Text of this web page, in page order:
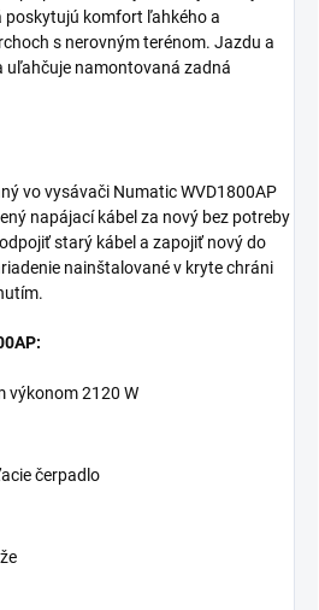
poskytujú komfort ľahkého a
s nerovným terénom. Jazdu a
uľahčuje namontovaná zadná
vo vysávači Numatic WVD1800AP
napájací kábel za nový bez potreby
starý kábel a zapojiť nový do
nainštalované v kryte chráni
výkonom 2120 W
čerpadlo